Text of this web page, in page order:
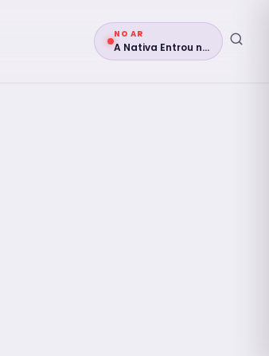
NO AR
A Nativa Entrou no Grupo